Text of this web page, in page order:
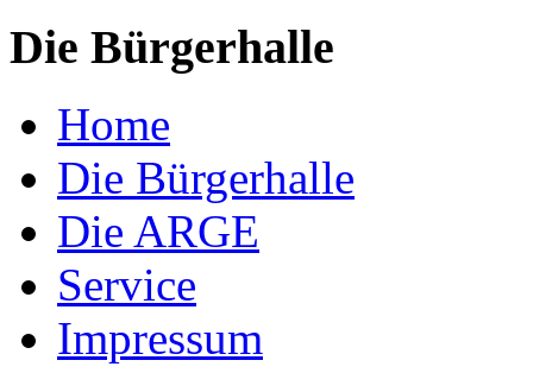
Die Bürgerhalle
Home
Die Bürgerhalle
Die ARGE
Service
Impressum